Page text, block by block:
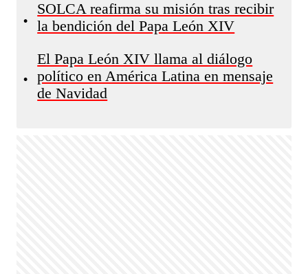
•
SOLCA reafirma su misión tras recibir
la bendición del Papa León XIV
•
El Papa León XIV llama al diálogo
político en América Latina en mensaje
de Navidad